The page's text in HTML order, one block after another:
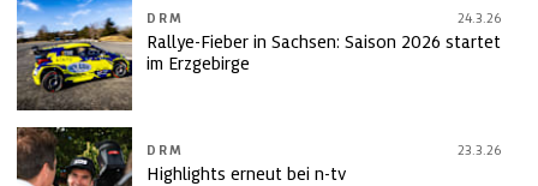
DRM 24.3.26
Rallye-Fieber in Sachsen: Saison 2026 startet
im Erzgebirge
DRM 23.3.26
Highlights erneut bei n-tv